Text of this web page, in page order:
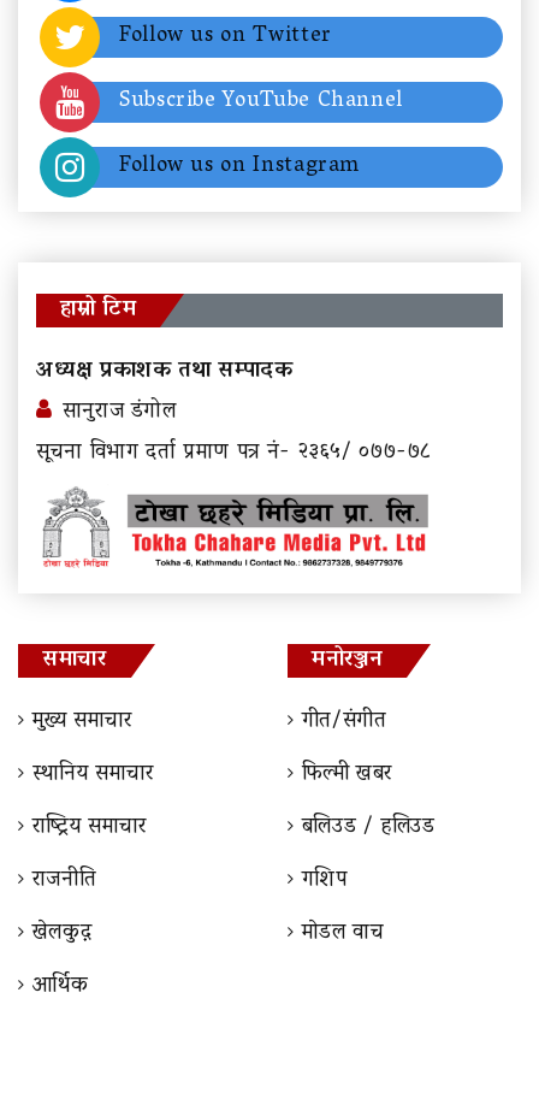
Follow us on Twitter
Subscribe YouTube Channel
Follow us on Instagram
हाम्रो टिम
अध्यक्ष प्रकाशक तथा सम्पादक
सानुराज डंगोल
सूचना विभाग दर्ता प्रमाण पत्र नं- २३६५/ ०७७-७८
समाचार
मुख्य समाचार
स्थानिय समाचार
राष्ट्रिय समाचार
राजनीति
खेलकुद़़
आर्थिक
मनोरञ्जन
गीत/संगीत
फिल्मी खबर
बलिउड / हलिउड
गशिप
माेडल वाच